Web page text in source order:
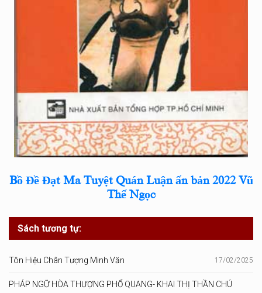
Bồ Đề Đạt Ma Tuyệt Quán Luận ấn bản 2022 Vũ
Thế Ngọc
Sách tương tự:
Tôn Hiệu Chân Tượng Minh Văn 17/02/2025
PHÁP NGỮ HÒA THƯỢNG PHỔ QUANG- KHAI THỊ THẦN CHÚ